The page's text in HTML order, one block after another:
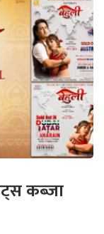
कब्जा